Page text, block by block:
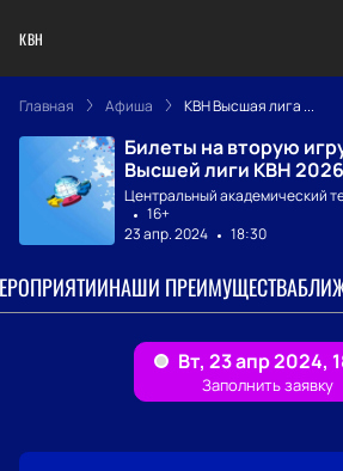
КВН
Главная Афиша КВН Высшая лига ...
Билеты на вторую
Высшей лиги КВН 2026
Центральный академический
16+
23 апр. 2024
18:30
НАШИ ПРЕИМУЩЕСТВА